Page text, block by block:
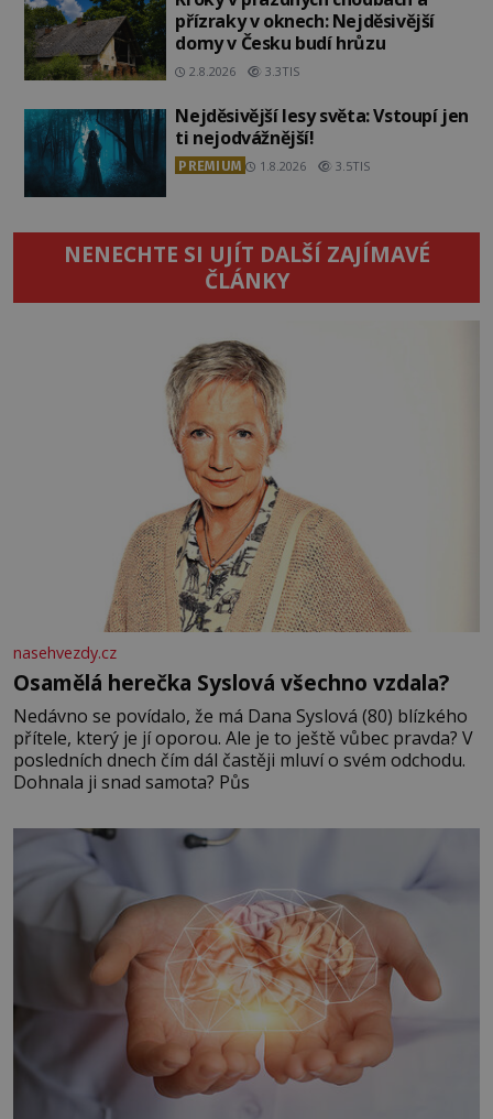
přízraky v oknech: Nejděsivější
domy v Česku budí hrůzu
2.8.2026 3.3TIS
Nejděsivější lesy světa: Vstoupí jen
ti nejodvážnější!
PREMIUM 1.8.2026 3.5TIS
NENECHTE SI UJÍT DALŠÍ ZAJÍMAVÉ
ČLÁNKY
nasehvezdy.cz
Osamělá herečka Syslová všechno vzdala?
Nedávno se povídalo, že má Dana Syslová (80) blízkého
přítele, který je jí oporou. Ale je to ještě vůbec pravda? V
posledních dnech čím dál častěji mluví o svém odchodu.
Dohnala ji snad samota? Půs